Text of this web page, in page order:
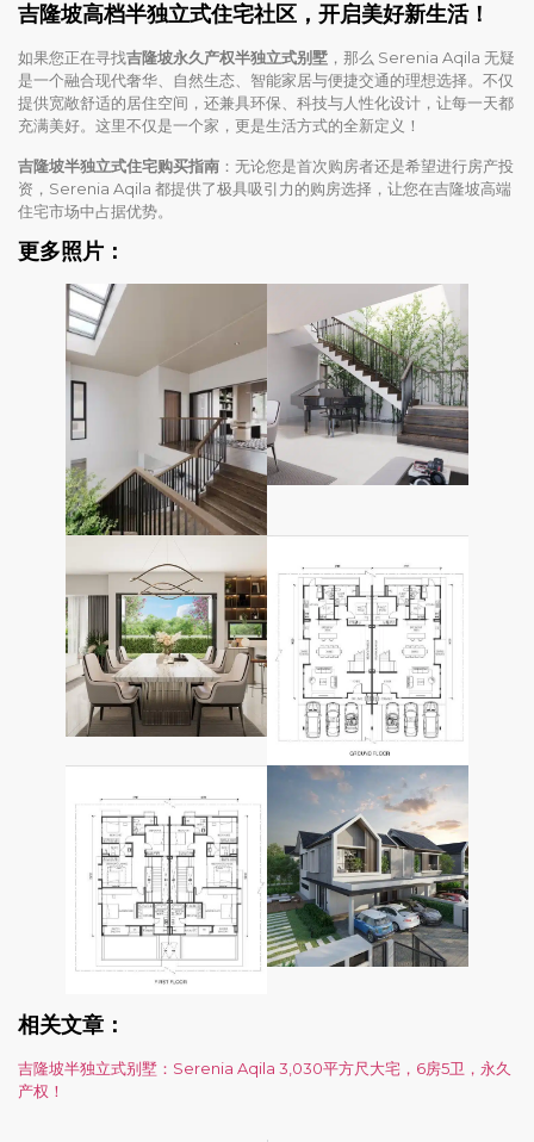
吉隆坡高档半独立式住宅社区，开启美好新生活！
如果您正在寻找吉隆坡永久产权半独立式别墅 ，那么 Serenia Aqila 无疑
是一个融合现代奢华、自然生态、智能家居与便捷交通的理想选择。不仅
提供宽敞舒适的居住空间，还兼具环保、科技与人性化设计，让每一天都
充满美好。这里不仅是一个家，更是生活方式的全新定义！
吉隆坡半独立式住宅购买指南 ：无论您是首次购房者还是希望进行房产投
资，Serenia Aqila 都提供了极具吸引力的购房选择，让您在吉隆坡高端
住宅市场中占据优势。
更多照片：
相关文章：
吉隆坡半独立式别墅：Serenia Aqila 3,030平方尺大宅，6房5卫，永久
产权！